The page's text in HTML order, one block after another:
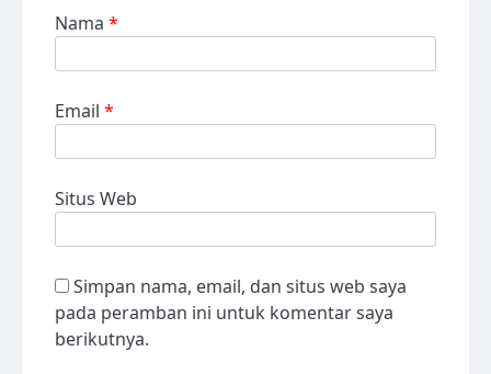
Nama *
Email *
Situs Web
Simpan nama, email, dan situs web saya
pada peramban ini untuk komentar saya
berikutnya.